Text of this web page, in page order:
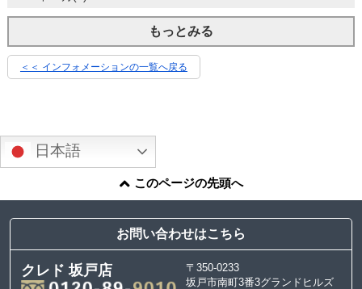
もっとみる
＜＜ インフォメーションの一覧へ戻る
日本語
このページの先頭へ
お問い合わせはこちら
クレド 坂戸店
〒350-0233
坂戸市南町3番3グランドヒルズ